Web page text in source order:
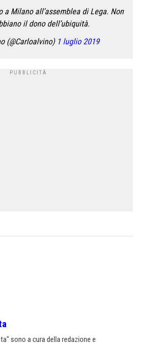
a Milano all’assemblea di Lega. Non
il dono dell’ubiquità.
(@Carloalvino) 1 luglio 2019
sono a cura della redazione e